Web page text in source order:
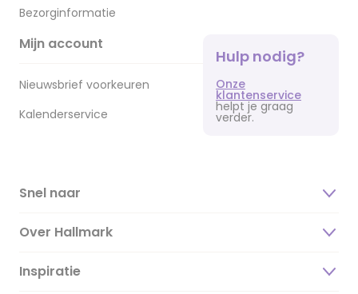
Bezorginformatie
Mijn account
Nieuwsbrief voorkeuren
Kalenderservice
Hulp nodig?
Onze
klantenservice
helpt je graag
verder.
Snel naar
Over Hallmark
Over ons
Inspiratie